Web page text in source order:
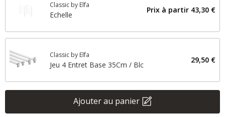
Classic by Elfa
Echelle
Prix ​​à partir 43,30 €
Classic by Elfa
Jeu 4 Entret Base 35Cm / Blc
29,50 €
Ajouter au panier